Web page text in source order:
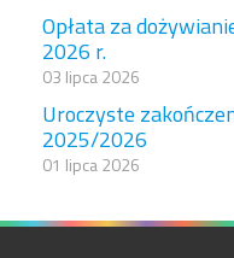
Opłata za
2026 r.
03 lipca 2026
Uroczyste
2025/2026
01 lipca 2026